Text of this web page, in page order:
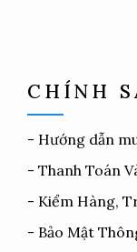
CHÍNH
- Hướng dẫn
- Thanh Toán
- Kiểm Hàng,
- Bảo Mật